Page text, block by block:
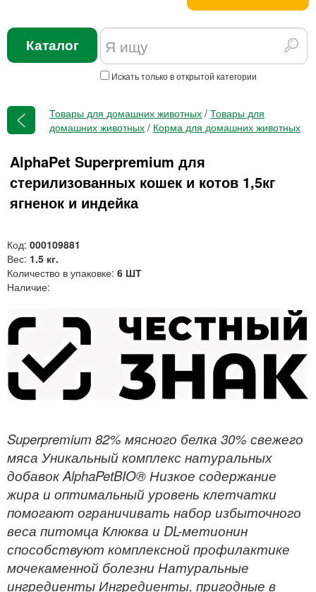
Каталог
Искать только в открытой категории
Товары для домашних животных / Товары для
домашних животных / Корма для домашних животных
AlphaPet Superpremium для
стерилизованных кошек и котов 1,5кг
ягненок и индейка
Код: 000109881
Вес: 1.5 кг.
Количество в упаковке: 6 ШТ
Наличие:
Superpremium 82% мясного белка 30% свежего
мяса Уникальный комплекс натуральных
добавок AlphaPetBIO® Низкое содержание
жира и оптимальный уровень клетчатки
помогают ограничивать набор избыточного
веса питомца Клюква и DL-метионин
способствуют комплексной профилактике
мочекаменной болезни Натуральные
ингредиенты Ингредиенты, пригодные в